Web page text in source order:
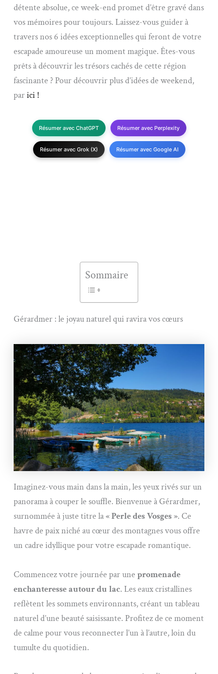
détente absolue, ce week-end promet d’être gravé dans
vos mémoires pour toujours. Laissez-vous guider à
travers nos 6 idées exceptionnelles qui feront de votre
escapade amoureuse un moment magique. Êtes-vous
prêts à découvrir les trésors cachés de cette région
fascinante ? Pour découvrir plus d’idées de weekend,
parici !
Résumer avec ChatGPT Résumer avec Perplexity
Résumer avec Grok (X) Résumer avec Google AI
Sommaire
Gérardmer : le joyau naturel qui ravira vos cœurs
Imaginez-vous main dans la main, les yeux rivés sur un
panorama à couper le souffle. Bienvenue à Gérardmer,
surnommée à juste titre la« Perle des Vosges ». Ce
havre de paix niché au cœur des montagnes vous offre
un cadre idyllique pour votre escapade romantique.
Commencez votre journée par unepromenade
enchanteresse autour du lac. Les eaux cristallines
reflètent les sommets environnants, créant un tableau
naturel d’une beauté saisissante. Profitez de ce moment
de calme pour vous reconnecter l’un à l’autre, loin du
tumulte du quotidien.